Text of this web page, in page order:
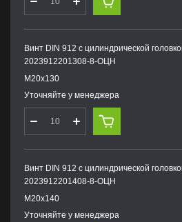
Винт DIN 912 с цилиндрической
2023912201308-8-ОЦН
М20х130
Уточняйте у менеджера
Винт DIN 912 с цилиндрической
2023912201408-8-ОЦН
М20х140
Уточняйте у менеджера